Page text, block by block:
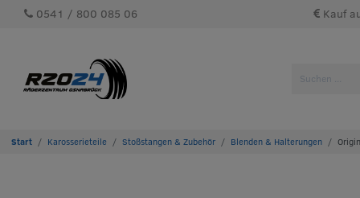
0541 / 800 085 06 Kauf
Karosserieteile Stoßstangen & Zubehör Blenden & Halterungen